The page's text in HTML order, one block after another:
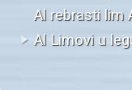
Al rebrasti lim
Al Limovi u